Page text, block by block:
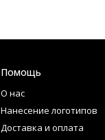
Помощь
О нас
Нанесение логотипов
Доставка и оплата